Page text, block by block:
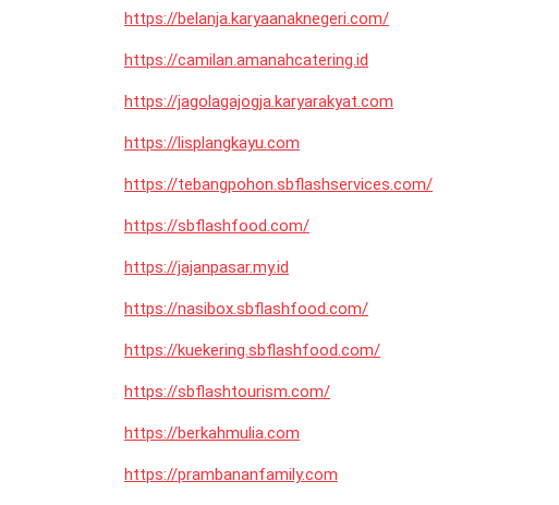
https://belanja.karyaanaknegeri.com/
https://camilan.amanahcatering.id
https://jagolagajogja.karyarakyat.com
https://lisplangkayu.com
https://tebangpohon.sbflashservices.com/
https://sbflashfood.com/
https://jajanpasar.my.id
https://nasibox.sbflashfood.com/
https://kuekering.sbflashfood.com/
https://sbflashtourism.com/
https://berkahmulia.com
https://prambananfamily.com